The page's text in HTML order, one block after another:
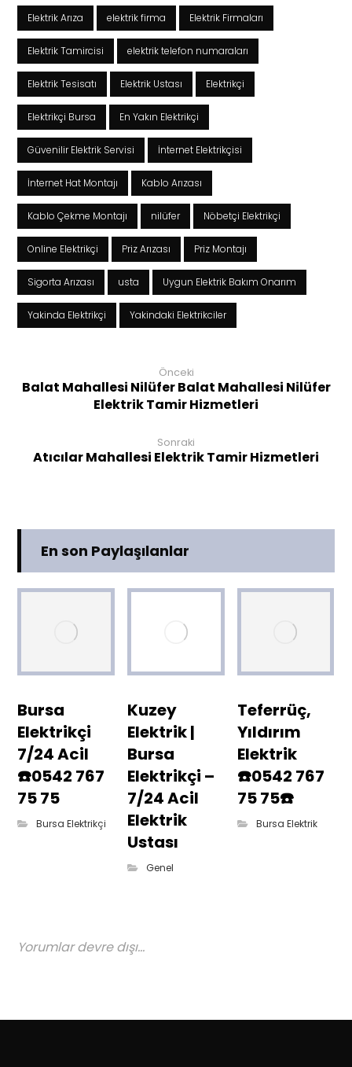
Elektrik Arıza elektrik firma Elektrik Firmaları
Elektrik Tamircisi elektrik telefon numaraları
Elektrik Tesisatı Elektrik Ustası Elektrikçi
Elektrikçi Bursa En Yakın Elektrikçi
Güvenilir Elektrik Servisi İnternet Elektrikçisi
İnternet Hat Montajı Kablo Arızası
Kablo Çekme Montajı nilüfer Nöbetçi Elektrikçi
Online Elektrikçi Priz Arızası Priz Montajı
Sigorta Arızası usta Uygun Elektrik Bakım Onarım
Yakinda Elektrikçi Yakindaki Elektrikciler
Önceki
Balat Mahallesi Nilüfer Balat Mahallesi Nilüfer
Elektrik Tamir Hizmetleri
Sonraki
Atıcılar Mahallesi Elektrik Tamir Hizmetleri
En son Paylaşılanlar
Bursa
Elektrikçi
7/24 Acil
☎️0542 767
75 75
Bursa Elektrikçi
Kuzey
Elektrik |
Bursa
Elektrikçi –
7/24 Acil
Elektrik
Ustası
Genel
Teferrüç,
Yıldırım
Elektrik
☎️0542 767
75 75☎️
Bursa Elektrik
Yorumlar devre dışı...